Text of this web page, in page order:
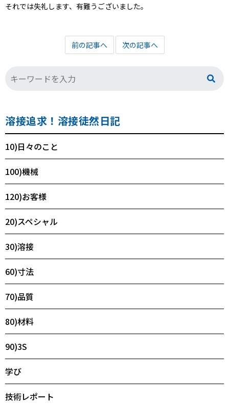
それでは失礼します、有難うございました。
前の記事へ 次の記事へ
溶接追求！溶接徒然日記
10)日々のこと
100)機械
120)お客様
20)スペシャル
30)溶接
60)寸法
70)品質
80)材料
90)3S
学び
技術レポート